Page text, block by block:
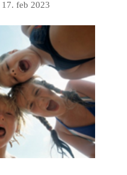
17. feb 2023